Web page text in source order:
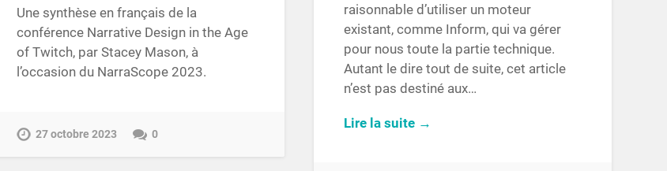
raisonnable d’utiliser un moteur
existant, comme Inform, qui va gérer
pour nous toute la partie technique.
Autant le dire tout de suite, cet article
n’est pas destiné aux…
Lire la suite →
Une synthèse en français de la
conférence Narrative Design in the Age
of Twitch, par Stacey Mason, à
l’occasion du NarraScope 2023.
27 octobre 2023 0